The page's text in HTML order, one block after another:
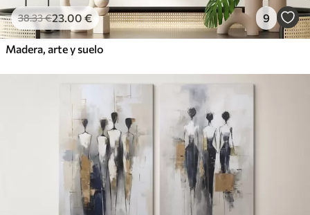
38.33€23.00 € 9
Madera, arte y suelo